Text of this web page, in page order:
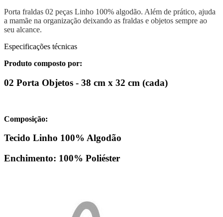
Porta fraldas 02 peças Linho 100% algodão. Além de prático, ajuda
a mamãe na organização deixando as fraldas e objetos sempre ao
seu alcance.
Especificações técnicas
Produto composto por:
02 Porta Objetos - 38 cm x 32 cm (cada)
Composição:
Tecido Linho 100% Algodão
Enchimento: 100% Poliéster